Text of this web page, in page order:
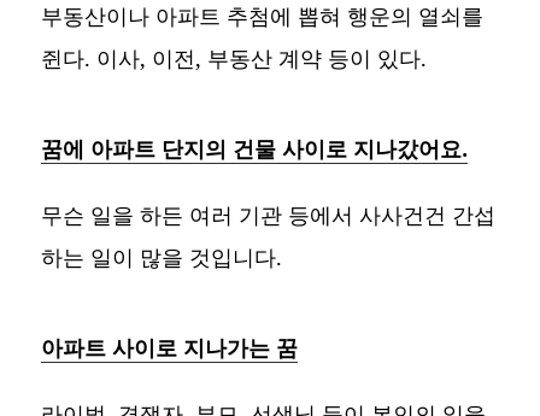
부동산이나 아파트 추첨에 뽑혀 행운의 열쇠를
쥔다. 이사, 이전, 부동산 계약 등이 있다.
꿈에 아파트 단지의 건물 사이로 지나갔어요.
무슨 일을 하든 여러 기관 등에서 사사건건 간섭
하는 일이 많을 것입니다.
아파트 사이로 지나가는 꿈